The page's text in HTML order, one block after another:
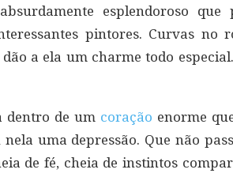
esplendoroso que
pintores. Curvas no
a ela um charme todo
dentro de um coração enorme
uma depressão. Que não
de fé, cheia de instintos